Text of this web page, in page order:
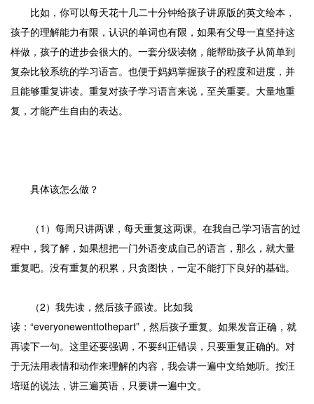
比如，你可以每天花十几二十分钟给孩子讲原版的英文绘本，
孩子的理解能力有限，认识的单词也有限，如果有父母一直坚持这
样做，孩子的进步会很大的。一套分级读物，能帮助孩子从简单到
复杂比较系统的学习语言。也便于妈妈掌握孩子的程度和进度，并
且能够重复讲读。重复对孩子学习语言来说，至关重要。大量地重
复，才能产生自由的表达。
具体该怎么做？
（1）每周只讲两课，每天重复这两课。在我自己学习语言的过
程中，我了解，如果想把一门外语变成自己的语言，那么，就大量
重复吧。没有重复的积累，只贪图快，一定不能打下良好的基础。
（2）我先读，然后孩子跟读。比如我
读：“everyonewenttothepart”，然后孩子重复。如果发音正确，就
再读下一句。这里还要强调，不要纠正错误，只要重复正确的。对
于无法用表情和动作来理解的内容，我会讲一遍中文给她听。按汪
培珽的说法，讲三遍英语，只要讲一遍中文。